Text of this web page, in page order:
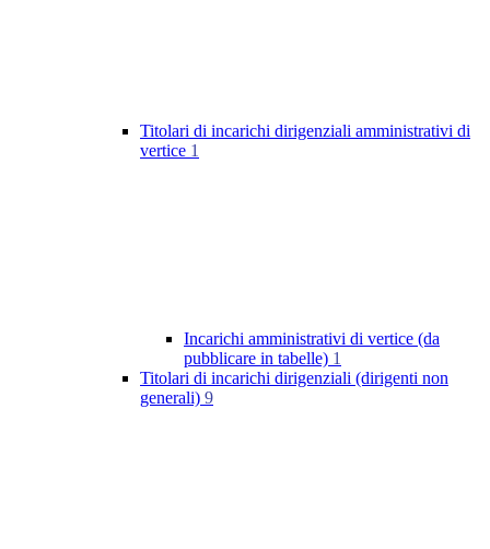
Titolari di incarichi dirigenziali amministrativi di
vertice 1
Incarichi amministrativi di vertice (da
pubblicare in tabelle) 1
Titolari di incarichi dirigenziali (dirigenti non
generali) 9